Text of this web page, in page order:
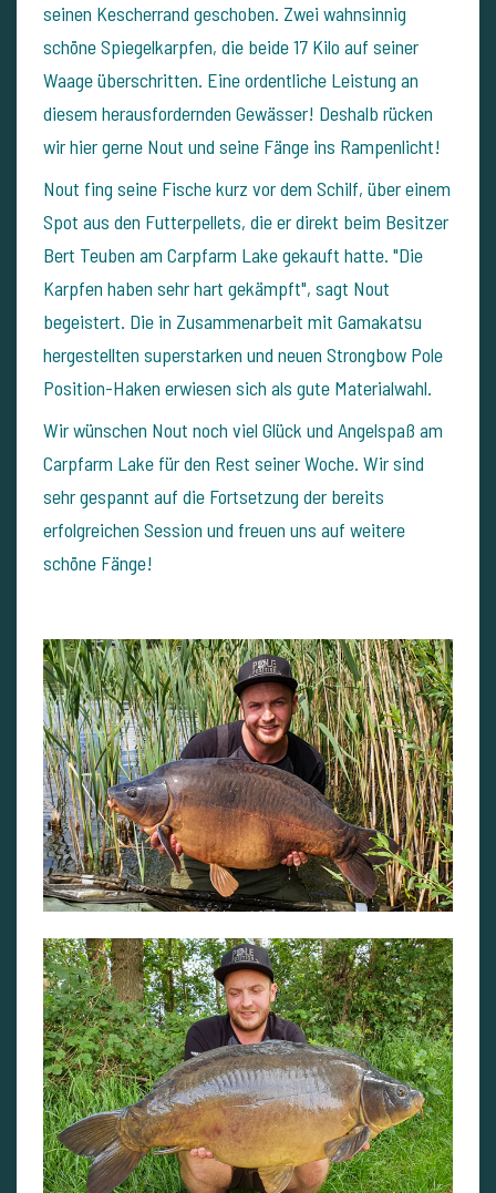
seinen Kescherrand geschoben. Zwei wahnsinnig
schöne Spiegelkarpfen, die beide 17 Kilo auf seiner
Waage überschritten. Eine ordentliche Leistung an
diesem herausfordernden Gewässer! Deshalb rücken
wir hier gerne Nout und seine Fänge ins Rampenlicht!
Nout fing seine Fische kurz vor dem Schilf, über einem
Spot aus den Futterpellets, die er direkt beim Besitzer
Bert Teuben am Carpfarm Lake gekauft hatte. "Die
Karpfen haben sehr hart gekämpft", sagt Nout
begeistert. Die in Zusammenarbeit mit Gamakatsu
hergestellten superstarken und neuen Strongbow Pole
Position-Haken erwiesen sich als gute Materialwahl.
Wir wünschen Nout noch viel Glück und Angelspaß am
Carpfarm Lake für den Rest seiner Woche. Wir sind
sehr gespannt auf die Fortsetzung der bereits
erfolgreichen Session und freuen uns auf weitere
schöne Fänge!